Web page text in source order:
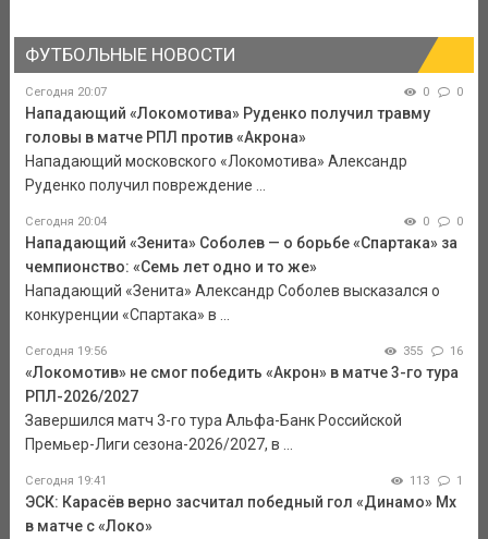
ФУТБОЛЬНЫЕ НОВОСТИ
Сегодня 20:07 0 0
Нападающий «Локомотива» Руденко получил травму
головы в матче РПЛ против «Акрона»
Нападающий московского «Локомотива» Александр
Руденко получил повреждение ...
Сегодня 20:04 0 0
Нападающий «Зенита» Соболев — о борьбе «Спартака» за
чемпионство: «Семь лет одно и то же»
Нападающий «Зенита» Александр Соболев высказался о
конкуренции «Спартака» в ...
Сегодня 19:56 355 16
«Локомотив» не смог победить «Акрон» в матче 3-го тура
РПЛ-2026/2027
Завершился матч 3-го тура Альфа-Банк Российской
Премьер-Лиги сезона-2026/2027, в ...
Сегодня 19:41 113 1
ЭСК: Карасёв верно засчитал победный гол «Динамо» Мх
в матче с «Локо»